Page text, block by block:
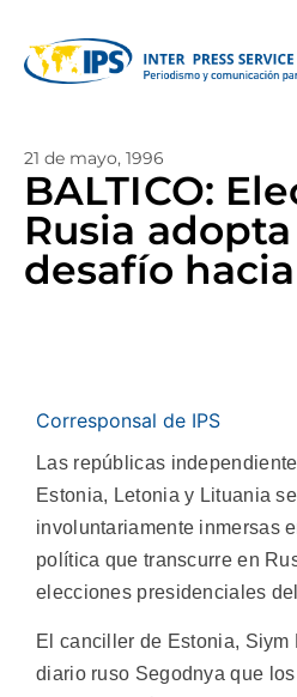
21 de mayo, 1996
BALTICO:
Rusia
desafío
Corresponsal de IPS
Las repúblicas
Estonia, Letonia y Lituania
involuntariamente inmersas
política que transcurre en
elecciones presidenciales
El canciller de Estonia, Siym
diario ruso Segodnya que